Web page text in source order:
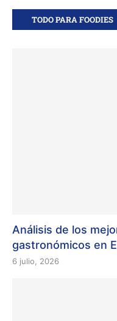
TODO PARA FOODIES
Análisis de los
gastronómicos en
6 julio, 2026